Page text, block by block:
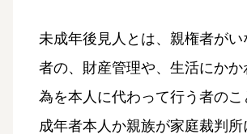
未成年後見人とは、親権者が
者の、財産管理や、生活にか
為を本人に代わって行う者のこ
成年者本人か親族が家庭裁判所